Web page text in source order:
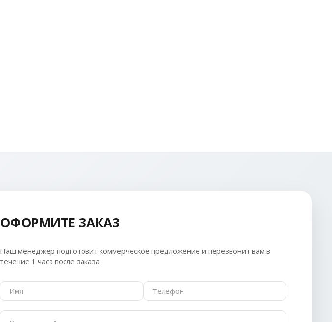
ОФОРМИТЕ ЗАКАЗ
Наш менеджер подготовит коммерческое предложение и перезвонит вам в
течение 1 часа после заказа.